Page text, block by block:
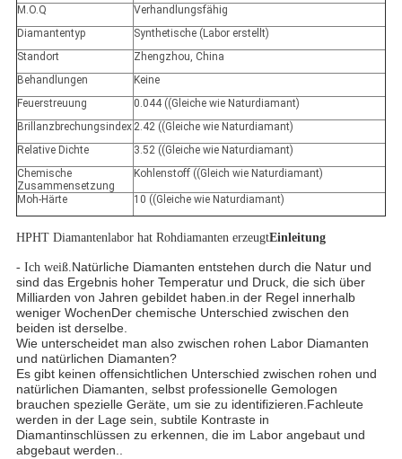
M.O.Q
Verhandlungsfähig
Diamantentyp
Synthetische (Labor erstellt)
Standort
Zhengzhou, China
Behandlungen
Keine
Feuerstreuung
0.044 ((Gleiche wie Naturdiamant)
Brillanzbrechungsindex 2.42 ((Gleiche wie Naturdiamant)
Relative Dichte
3.52 ((Gleiche wie Naturdiamant)
Chemische
Zusammensetzung
Kohlenstoff ((Gleich wie Naturdiamant)
Moh-Härte 10 ((Gleiche wie Naturdiamant)
HPHT Diamantenlabor hat Rohdiamanten erzeugtEinleitung
- Ich weiß.Natürliche Diamanten entstehen durch die Natur und
sind das Ergebnis hoher Temperatur und Druck, die sich über
Milliarden von Jahren gebildet haben.in der Regel innerhalb
weniger WochenDer chemische Unterschied zwischen den
beiden ist derselbe.
Wie unterscheidet man also zwischen rohen Labor Diamanten
und natürlichen Diamanten?
Es gibt keinen offensichtlichen Unterschied zwischen rohen und
natürlichen Diamanten, selbst professionelle Gemologen
brauchen spezielle Geräte, um sie zu identifizieren.Fachleute
werden in der Lage sein, subtile Kontraste in
Diamantinschlüssen zu erkennen, die im Labor angebaut und
abgebaut werden..